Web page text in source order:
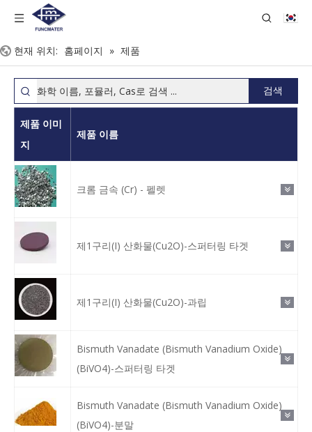
현재 위치: 홈페이지 » 제품
검색
제품 이미
지
제품 이름
크롬 금속 (Cr) - 펠렛
제1구리(I) 산화물(Cu2O)-스퍼터링 타겟
제1구리(I) 산화물(Cu2O)-과립
Bismuth Vanadate (Bismuth Vanadium Oxide)
(BiVO4)-스퍼터링 타겟
Bismuth Vanadate (Bismuth Vanadium Oxide)
(BiVO4)-분말